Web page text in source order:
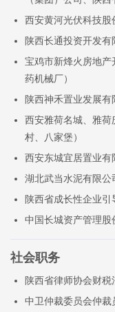
西安黄河光伏科技
陕西长通投资开发有
宝鸡市新烽火房地产
药机械厂）
陕西神禾置业发展有
西安雅荷名城、雅
村、八家堡）
西安东城宜居置业有
湖北武当水泥有限公
陕西省成长性企业
中国长城资产管理股
社会职务
陕西省律师协会财
中卫仲裁委员会仲裁